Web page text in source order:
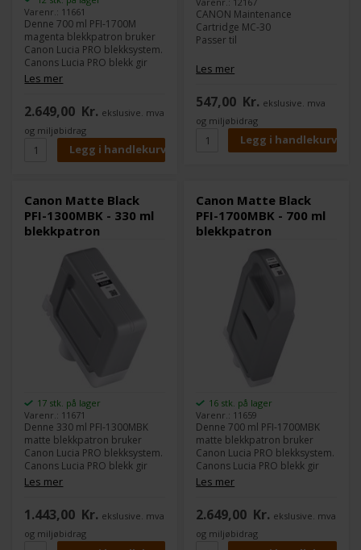
Varenr.: 11661
Denne 700 ml PFI-1700M
magenta blekkpatron bruker
Canon Lucia PRO blekksystem.
Canons Lucia PRO blekk gir
god densitet i fargene og et
stort fargespekter.
Innhold:700 ml
Type:Canon Lucia PRO
Farge:Magenta
Kompatible med følgende
2000
Canon imagePROGRAF PRO
4000
Canon imagePROGRAF PRO
Les mer
2.649,00 Kr. ekslusive. mva
og miljøbidrag
CANON Maintenance
Cartridge MC-30
Passer til
Canon imagePROGRAF PRO-
2000
4000
Canon imagePROGRAFPRO-
4000S
Canon imagePROGRAFPRO-
Les mer
547,00 Kr. ekslusive. mva
og miljøbidrag
Canon Matte Black
PFI-1300MBK - 330 ml
blekkpatron
17 stk. på lager
Varenr.: 11671
Denne 330 ml PFI-1300MBK
matte blekkpatron bruker
Canon Lucia PRO blekksystem.
Canons Lucia PRO blekk gir
god densitet i fargene og et
stort fargespekter.
Innhold:330 ml
Type:Canon Lucia PRO
Farge:Matte Black
Les mer
1.443,00 Kr. ekslusive. mva
og miljøbidrag
Canon Matte Black
PFI-1700MBK - 700 ml
blekkpatron
16 stk. på lager
Varenr.: 11659
Denne 700 ml PFI-1700MBK
matte blekkpatron bruker
Canon Lucia PRO blekksystem.
Canons Lucia PRO blekk gir
god densitet i fargene og et
stort fargespekter.
Innhold:700 ml
Type:Canon Lucia PRO
Farge:Matte Black
Les mer
2.649,00 Kr. ekslusive. mva
og miljøbidrag